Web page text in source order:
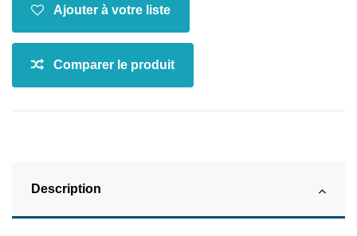
Description